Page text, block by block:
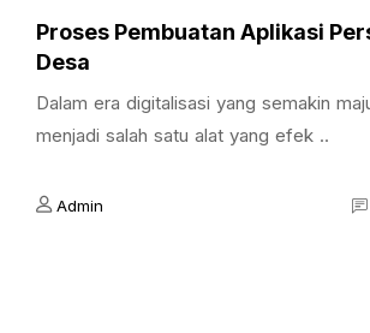
Proses Pembuatan Aplikasi
Desa
Dalam era digitalisasi yang semakin
menjadi salah satu alat yang efek ..
Admin